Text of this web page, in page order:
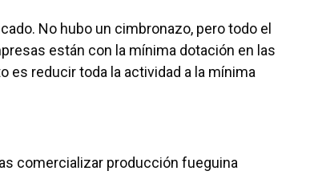
No hubo un cimbronazo, pero todo el
están con la mínima dotación en las
es reducir toda la actividad a la mínima
comercializar producción fueguina